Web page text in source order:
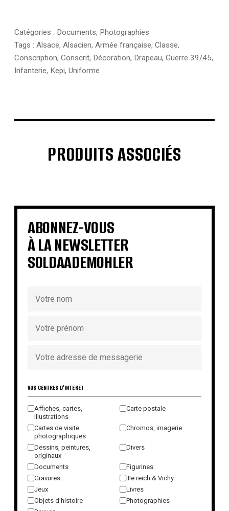
Catégories : Documents, Photographies
Tags : Alsace, Alsacien, Armée française, Classe,
Conscription, Conscrit, Décoration, Drapeau, Guerre 39/45,
Infanterie, Kepi, Uniforme
PRODUITS ASSOCIÉS
€ €
€ €
€ €
ABONNEZ-VOUS
À LA NEWSLETTER
SOLDAADEMOHLER
VOS CENTRES D'INTÉRÊT
Affiches, cartes,
illustrations
Carte postale
Cartes de visite
photographiques
Chromos, imagerie
Dessins, peintures,
originaux
Divers
Documents
Figurines
Gravures
IIIe reich & Vichy
Jeux
Livres
Objets d'histoire
Photographies